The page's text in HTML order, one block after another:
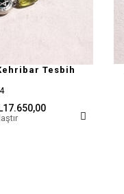
Tesbih